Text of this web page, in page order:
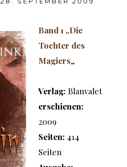
Band 1 „Die
Tochter des
Magiers„
Verlag: Blanvalet
erschienen:
2009
Seiten: 414
Seiten